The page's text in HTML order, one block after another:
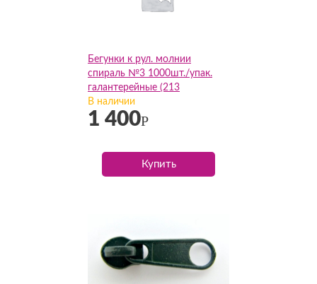
Бегунки к рул. молнии
спираль №3 1000шт./упак.
галантерейные (213
св.василек), упак
В наличии
1 400Р
Купить